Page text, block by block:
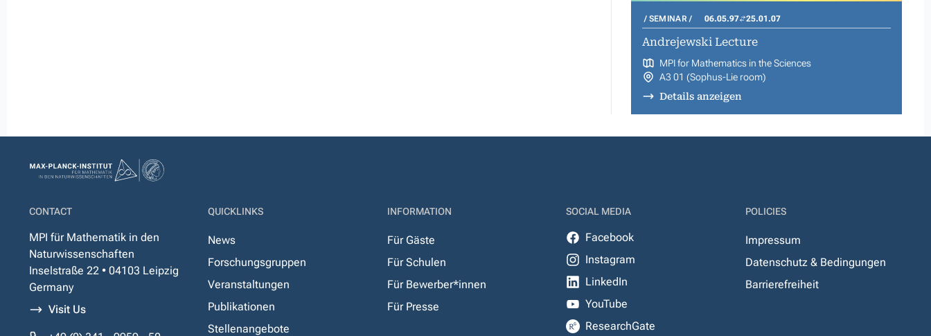
SEMINAR 06.05.97 25.01.07
Andrejewski Lecture
MPI for Mathematics in the Sciences
A3 01 (Sophus-Lie room)
Details anzeigen
CONTACT
MPI für Mathematik in den
Naturwissenschaften
Inselstraße 22 • 04103 Leipzig
Germany
Visit Us
QUICKLINKS
News
Forschungsgruppen
Veranstaltungen
Publikationen
Stellenangebote
INFORMATION
Für Gäste
Für Schulen
Für Bewerber*innen
Für Presse
SOCIAL MEDIA
Facebook
Instagram
LinkedIn
YouTube
ResearchGate
POLICIES
Impressum
Datenschutz & Bedingungen
Barrierefreiheit